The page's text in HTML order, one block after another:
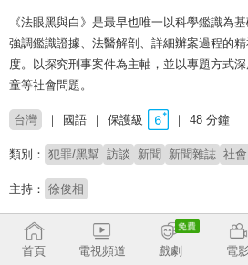
《法眼黑與白》是最早也唯一以科學鑑識為
強調鑑識證據、法醫解剖、詳細辦案過程的
度。以探究刑事案件為主軸，並以專題方式
童等社會問題。
台灣 國語 保護級 48 分鐘
類別： 犯罪/黑幫 訪談 新聞 新聞雜誌 社會
主持： 徐俊相
# 黑幫 # 法網恢恢# 社會事件 # 虐童# 刑案 # 法
# 命案
首頁
電視頻道 戲劇 電影